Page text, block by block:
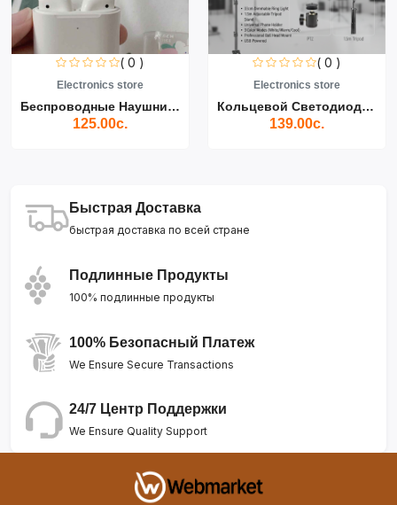
( 0 )
Electronics store
Беспроводные Наушники Air...
125.00с.
( 0 )
Electronics store
Кольцевой Светодиодный Св...
139.00с.
Быстрая Доставка
быстрая доставка по всей стране
Подлинные Продукты
100% подлинные продукты
100% Безопасный Платеж
We Ensure Secure Transactions
24/7 Центр Поддержки
We Ensure Quality Support